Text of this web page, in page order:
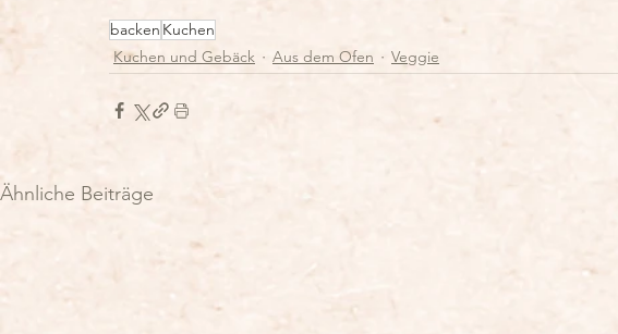
backen Kuchen
Kuchen und Gebäck
Aus dem Ofen Veggie
Ähnliche Beiträge